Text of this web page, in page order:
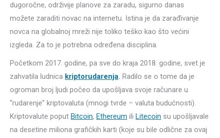
dugoročne, održivije planove za zaradu, sigurno danas
možete zaraditi novac na internetu. Istina je da zarađivanje
novca na globalnoj mreži nije toliko teško kao što većini
izgleda. Za to je potrebna određena disciplina.
Početkom 2017. godine, pa sve do kraja 2018. godine, svet je
zahvatila ludnica kriptorudarenja. Radilo se o tome da je
ogroman broj ljudi počeo da upošljava svoje računare u
“rudarenje” kriptovaluta (mnogi tvrde – valuta budućnosti).
Kriptovalute poput Bitcoin, Ethereum ili Litecoin su upošljavale
na desetine miliona grafičkih karti (koje su bile odlične za ovaj